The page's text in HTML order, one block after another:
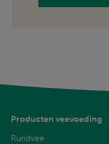
Producten veevoeding
Rundvee